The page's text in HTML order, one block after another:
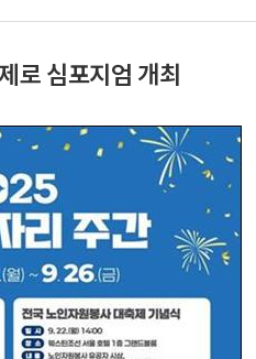
로 심포지엄 개최